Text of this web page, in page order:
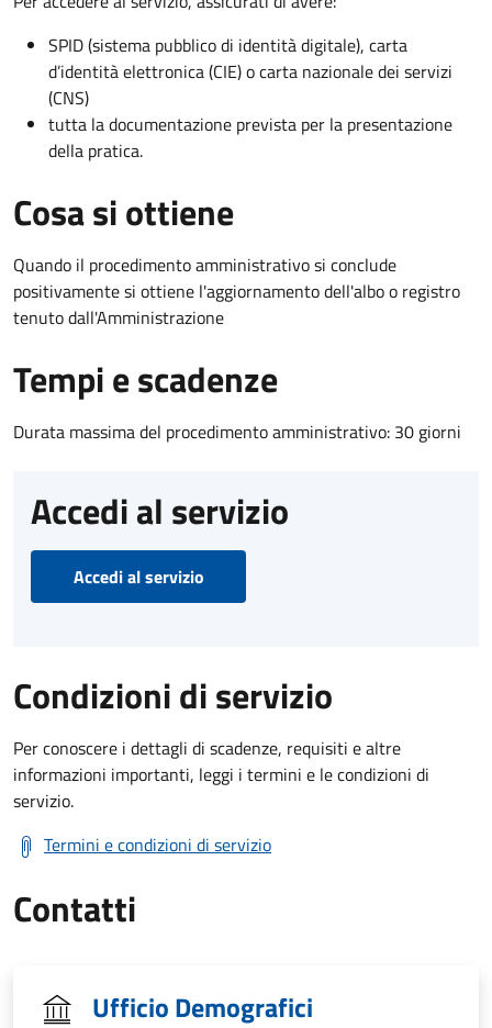
SPID (sistema pubblico di identità digitale), carta
d’identità elettronica (CIE) o carta nazionale dei servizi
(CNS)
tutta la documentazione prevista per la presentazione
della pratica.
Cosa si ottiene
Quando il procedimento amministrativo si conclude
positivamente si ottiene l'aggiornamento dell'albo o registro
tenuto dall'Amministrazione
Tempi e scadenze
Durata massima del procedimento amministrativo: 30 giorni
Accedi al servizio
Accedi al servizio
Condizioni di servizio
Per conoscere i dettagli di scadenze, requisiti e altre
informazioni importanti, leggi i termini e le condizioni di
servizio.
Termini e condizioni di servizio
Contatti
Ufficio Demografici